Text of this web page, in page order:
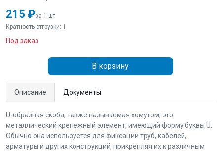
215 ₽за 1 шт
Кратность отгрузки: 1
Под заказ
В корзину
Описание Документы
U-образная скоба, также называемая хомутом, это
металлический крепежный элемент, имеющий форму буквы U.
Обычно она используется для фиксации труб, кабелей,
арматуры и других конструкций, прикрепляя их к различным